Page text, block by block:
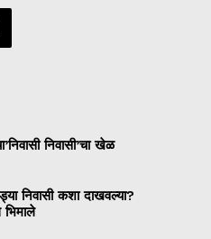
निवासी’चा खेळ
निवासी कशा दाखवल्या?
भिमाले